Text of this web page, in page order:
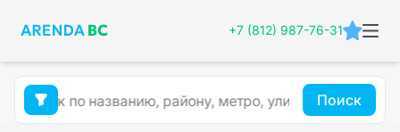
+7 (812) 987-76-31
Поиск